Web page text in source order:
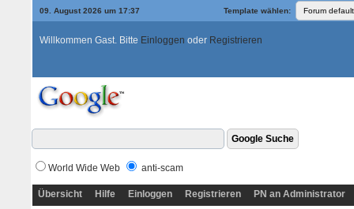
09. August 2026 um 17:37 Template wählen:
Willkommen Gast. Bitte Einloggen oder Registrieren
World Wide Web anti-scam
Übersicht Hilfe Einloggen Registrieren PN an Administrator